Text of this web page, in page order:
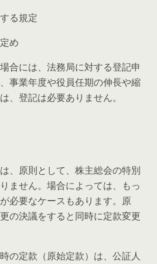
る規定
め
合には、法務局に対する登記申
事業年度や役員任期の伸長や縮
、登記は必要ありません。
、原則として、株主総会の特別
ません。場合によっては、もっ
必要なケースもあります。原
の決議をすると同時に定款変更
の定款（原始定款）は、公証人